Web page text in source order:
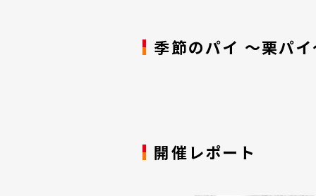
季節のパイ ～栗パ
開催レポート